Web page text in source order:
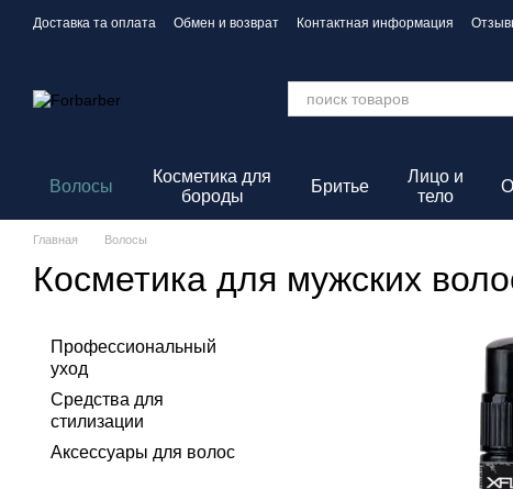
Перейти к основному контенту
Доставка та оплата Обмен и возврат Контактная информация
Волосы
Косметика для
бороды
Бритье
Лицо и
тело
Главная Волосы
Косметика для мужских
Профессиональный
уход
Средства для
стилизации
Аксессуары для волос